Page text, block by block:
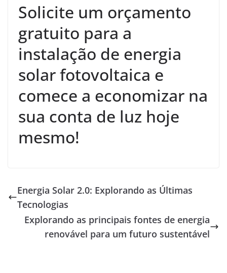
Solicite um orçamento
gratuito para a
instalação de energia
solar fotovoltaica e
comece a economizar na
sua conta de luz hoje
mesmo!
Energia Solar 2.0: Explorando as Últimas
Tecnologias
Explorando as principais fontes de energia
renovável para um futuro sustentável